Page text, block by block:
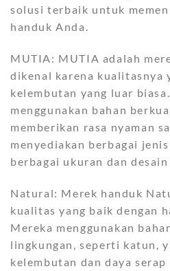
solusi terbaik untuk
handuk Anda.
MUTIA: MUTIA adalah
dikenal karena kualitasnya
kelembutan yang luar
menggunakan bahan
memberikan rasa nyaman
menyediakan berbagai
berbagai ukuran dan desain
Natural: Merek handuk
kualitas yang baik dengan
Mereka menggunakan
lingkungan, seperti katun,
kelembutan dan daya